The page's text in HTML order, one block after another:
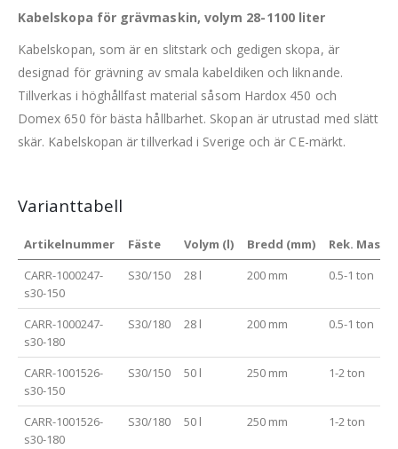
Kabelskopa för grävmaskin, volym 28-1100 liter
Kabelskopan, som är en slitstark och gedigen skopa, är
designad för grävning av smala kabeldiken och liknande.
Tillverkas i höghållfast material såsom Hardox 450 och
Domex 650 för bästa hållbarhet. Skopan är utrustad med slätt
skär. Kabelskopan är tillverkad i Sverige och är CE-märkt.
Varianttabell
Artikelnummer Fäste Volym (l) Bredd (mm)
Rek.
CARR-1000247-
s30-150
S30/150 28 l 200 mm 0.5-1 ton
CARR-1000247-
s30-180
S30/180 28 l 200 mm 0.5-1 ton
CARR-1001526-
s30-150
S30/150 50 l 250 mm 1-2 ton
CARR-1001526-
s30-180
S30/180 50 l 250 mm 1-2 ton